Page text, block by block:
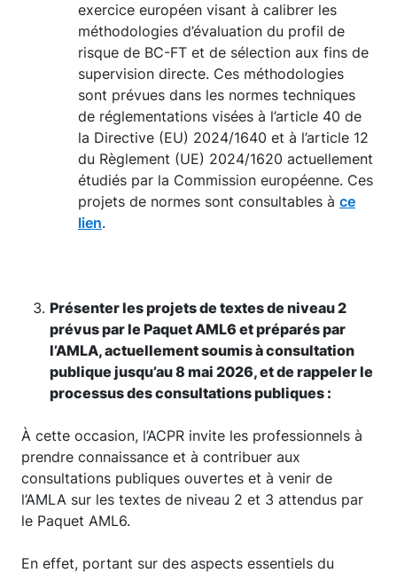
exercice européen visant à calibrer les
méthodologies d’évaluation du profil de
risque de BC-FT et de sélection aux fins de
supervision directe. Ces méthodologies
sont prévues dans les normes techniques
de réglementations visées à l’article 40 de
la Directive (EU) 2024/1640 et à l’article 12
du Règlement (UE) 2024/1620 actuellement
étudiés par la Commission européenne. Ces
projets de normes sont consultables à ce
lien.
Présenter les projets de textes de niveau 2
prévus par le Paquet AML6 et préparés par
l’AMLA, actuellement soumis à consultation
publique jusqu’au 8 mai 2026, et de rappeler le
processus des consultations publiques :
À cette occasion, l’ACPR invite les professionnels à
prendre connaissance et à contribuer aux
consultations publiques ouvertes et à venir de
l’AMLA sur les textes de niveau 2 et 3 attendus par
le Paquet AML6.
En effet, portant sur des aspects essentiels du